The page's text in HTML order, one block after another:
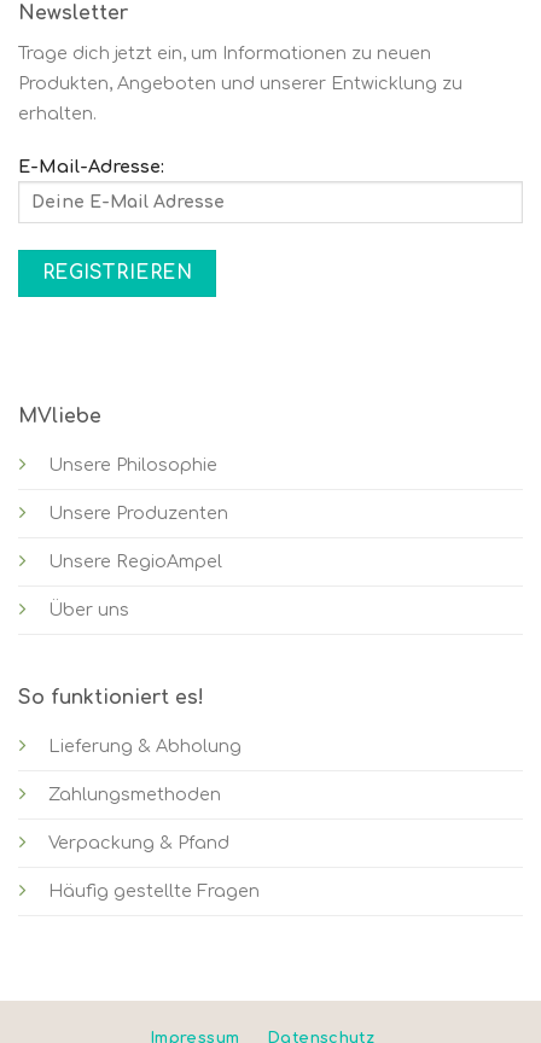
MVliebe
Unsere Philosophie
Unsere Produzenten
Unsere RegioAmpel
Über uns
So funktioniert es!
Lieferung & Abholung
Zahlungsmethoden
Verpackung & Pfand
Häufig gestellte Fragen
Newsletter
Trage dich jetzt ein, um Informationen zu neuen
Produkten, Angeboten und unserer Entwicklung zu
erhalten.
E-Mail-Adresse:
Impressum Datenschutz